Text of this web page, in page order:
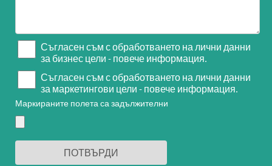
Съгласен съм с обработването на лични данни
за бизнес цели - повече информация.
Съгласен съм с обработването на лични данни
за маркетингови цели - повече информация.
Маркираните полета са задължителни